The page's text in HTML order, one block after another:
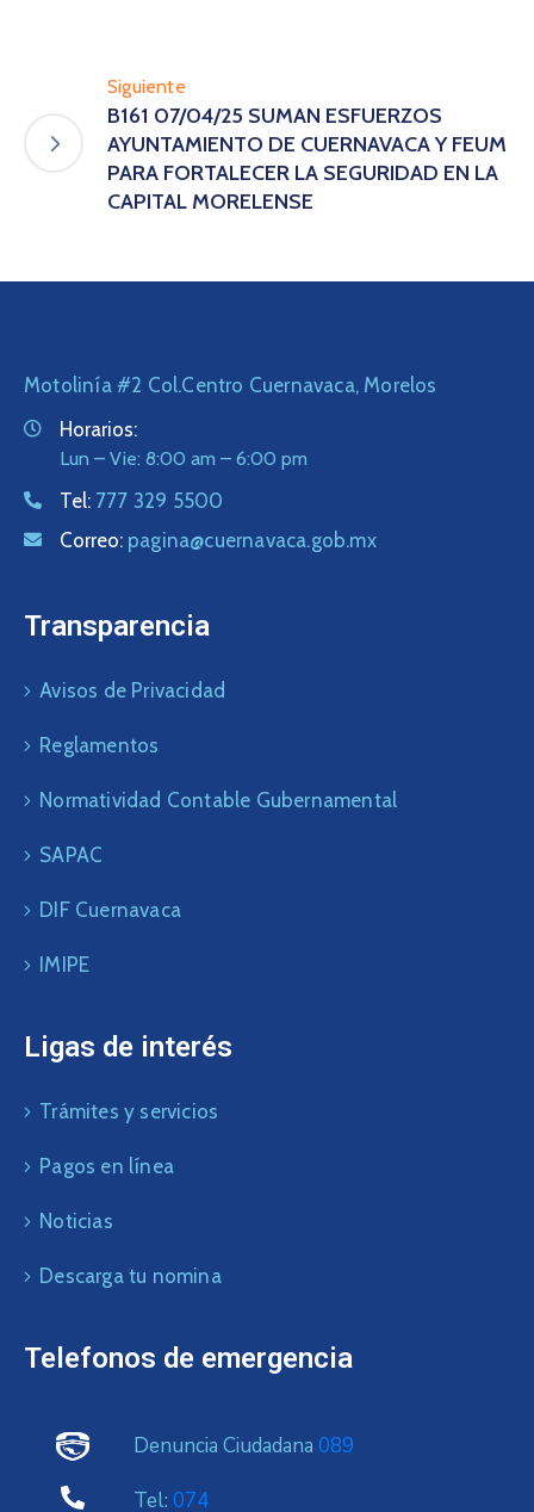
Siguiente
B161 07/04/25 SUMAN ESFUERZOS
AYUNTAMIENTO DE CUERNAVACA Y FEUM
PARA FORTALECER LA SEGURIDAD EN LA
CAPITAL MORELENSE
Motolinía #2 Col.Centro Cuernavaca, Morelos
Horarios:
Lun – Vie: 8:00 am – 6:00 pm
Tel: 777 329 5500
Correo: pagina@cuernavaca.gob.mx
Transparencia
Avisos de Privacidad
Reglamentos
Normatividad Contable Gubernamental
SAPAC
DIF Cuernavaca
IMIPE
Ligas de interés
Trámites y servicios
Pagos en línea
Noticias
Descarga tu nomina
Telefonos de emergencia
Denuncia Ciudadana 089
Tel: 074